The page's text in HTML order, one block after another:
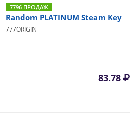
7796 ПРОДАЖ
Random PLATINUM Steam Key
777ORIGIN
83.78